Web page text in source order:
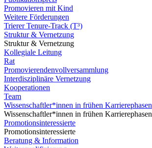
Promovieren mit Kind
Weitere Förderungen
Trierer Tenure-Track (T³)
Struktur & Vernetzung
Struktur & Vernetzung
Kollegiale Leitung
Rat
Promovierendenvollversammlung
Interdisziplinäre Vernetzung
Kooperationen
Team
Wissenschaftler*innen in frühen Karrierephasen
Wissenschaftler*innen in frühen Karrierephasen
Promotionsinteressierte
Promotionsinteressierte
Beratung & Information